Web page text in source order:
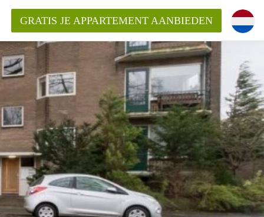
GRATIS JE APPARTEMENT AANBIEDEN